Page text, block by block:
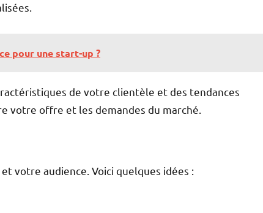
pour une start-up ?
de votre clientèle et des tendances
votre offre et les demandes du marché.
votre audience. Voici quelques idées :